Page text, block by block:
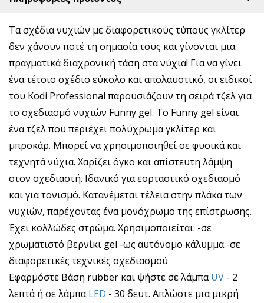
Τα σχέδια νυχιών με διαφορετικούς τύπους γκλίτερ
δεν χάνουν ποτέ τη σημασία τους και γίνονται μια
πραγματικά διαχρονική τάση στα νύχια! Για να γίνει
ένα τέτοιο σχέδιο εύκολο και απολαυστικό, οι ειδικοί
του Kodi Professional παρουσιάζουν τη σειρά τζελ για
το σχεδιασμό νυχιών Funny gel. Το Funny gel είναι
ένα τζελ που περιέχει πολύχρωμα γκλίτερ και
μπροκάρ. Μπορεί να χρησιμοποιηθεί σε φυσικά και
τεχνητά νύχια. Χαρίζει όγκο και απίστευτη λάμψη
στον σχεδιαστή. Ιδανικό για εορταστικό σχεδιασμό
και για τονισμό. Κατανέμεται τέλεια στην πλάκα των
νυχιών, παρέχοντας ένα μονόχρωμο της επίστρωσης.
Έχει κολλώδες στρώμα. Χρησιμοποιείται: -σε
χρωματιστό βερνίκι gel -ως αυτόνομο κάλυμμα -σε
διαφορετικές τεχνικές σχεδιασμού
Εφαρμόστε Βάση rubber και ψήστε σε λάμπαUV - 2
λεπτά ή σε λάμπαLED - 30 δευτ. Απλώστε μια μικρή